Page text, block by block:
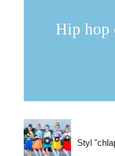
Hip hop
Styl